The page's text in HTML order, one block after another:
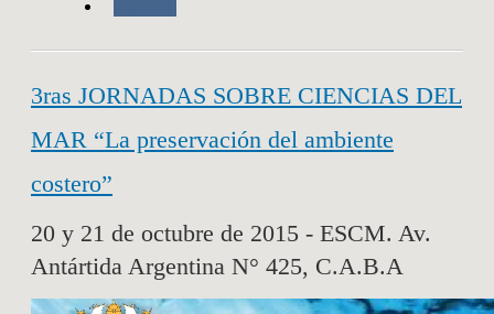
3ras JORNADAS SOBRE CIENCIAS DEL
MAR “La preservación del ambiente
costero”
20 y 21 de octubre de 2015 - ESCM. Av.
Antártida Argentina N° 425, C.A.B.A